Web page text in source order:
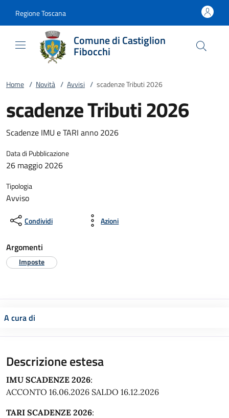
Regione Toscana
Comune di Castiglion
Fibocchi
Home / Novità / Avvisi / scadenze Tributi 2026
scadenze Tributi 2026
Scadenze IMU e TARI anno 2026
Data di Pubblicazione
26 maggio 2026
Tipologia
Avviso
Condividi Azioni
Argomenti
Imposte
A cura di
Descrizione estesa
IMU SCADENZE 2026:
ACCONTO 16.06.2026 SALDO 16.12.2026
TARI SCADENZE 2026: